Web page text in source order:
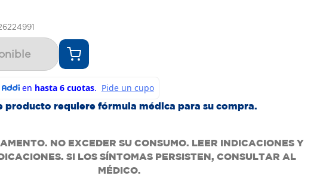
producto requiere fórmula médica para su compra.
NO EXCEDER SU CONSUMO. LEER INDICACIONES Y
SI LOS SÍNTOMAS PERSISTEN, CONSULTAR AL
MÉDICO.